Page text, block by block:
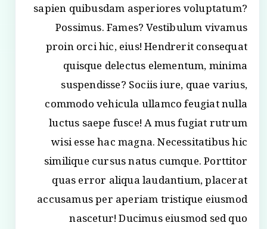
sapien quibusdam asperiores voluptatum?
Possimus. Fames? Vestibulum vivamus
proin orci hic, eius! Hendrerit consequat
quisque delectus elementum, minima
suspendisse? Sociis iure, quae varius,
commodo vehicula ullamco feugiat nulla
luctus saepe fusce! A mus fugiat rutrum
wisi esse hac magna. Necessitatibus hic
similique cursus natus cumque. Porttitor
quas error aliqua laudantium, placerat
accusamus per aperiam tristique eiusmod
nascetur! Ducimus eiusmod sed quo